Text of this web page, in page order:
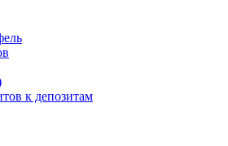
к депозитам